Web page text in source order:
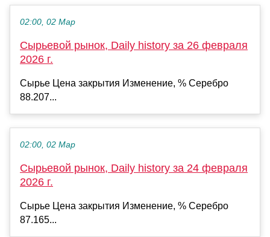
02:00, 02 Мар
Сырьевой рынок, Daily history за 26 февраля
2026 г.
Сырье Цена закрытия Изменение, % Серебро
88.207...
02:00, 02 Мар
Сырьевой рынок, Daily history за 24 февраля
2026 г.
Сырье Цена закрытия Изменение, % Серебро
87.165...